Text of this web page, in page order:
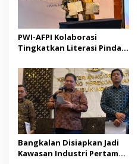
PWI-AFPI Kolaborasi
Tingkatkan Literasi Pindar,
Ilegal
Bangkalan Disiapkan Jadi
Kawasan Industri Pertama